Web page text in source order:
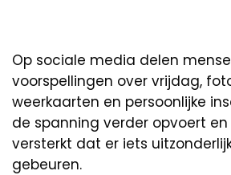
Op sociale media delen
voorspellingen over vrijdag,
weerkaarten en persoonlijke
de spanning verder opvoert
versterkt dat er iets
gebeuren.